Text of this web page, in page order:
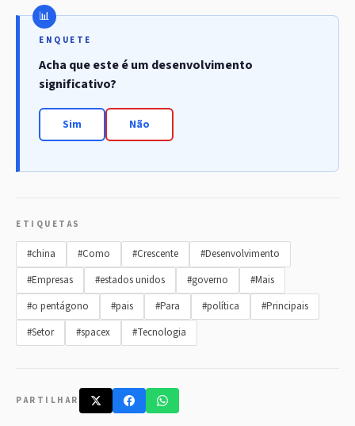
ENQUETE
Acha que este é um desenvolvimento
significativo?
Sim Não
ETIQUETAS
#china #Como #Crescente
#Desenvolvimento
#Empresas
#estados unidos #governo
#Mais
#o pentágono
#pais #Para #política
#Principais
#Setor
#spacex #Tecnologia
PARTILHAR